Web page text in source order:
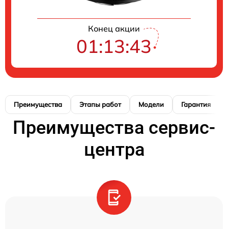
Конец акции
01:13:42
Преимущества Этапы работ Модели Гарантия
Преимущества сервис-
центра